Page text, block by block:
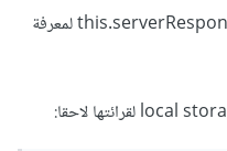
حيث استخدما الدالة : this.serverResponse.expires_in لمعرفة